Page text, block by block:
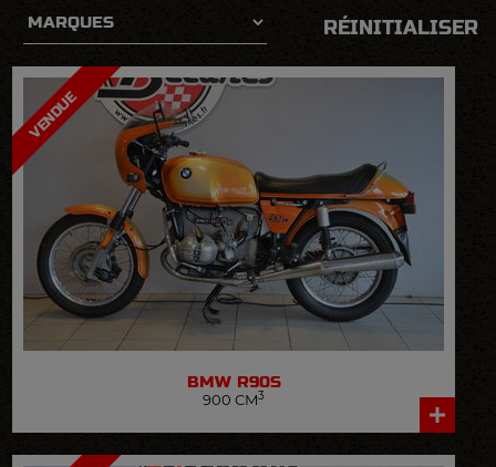
VENDUE
BMW R90S
900 CM3
VOIR LA FICHE DÉTAILLÉE
VOIR LA FICHE DÉTAILLÉE